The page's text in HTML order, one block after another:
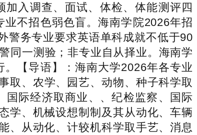
入调查、面试、体检、体能测评四
不招色弱色盲。海南学院2026年招
警务专业要求英语单科成就不低于90
同一测验；非专业自从择业。海南学
【导语】：海南大学2026年各专业
取、农学、园艺、动物、种子科学取
际经济取商业、、纪检监察、国际
学、机械设想制制及其从动化、车辆
、从动化、计较机科学取手艺、消息